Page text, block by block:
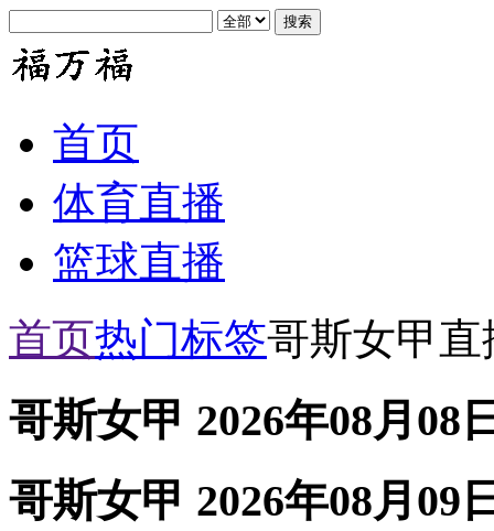
首页
体育直播
篮球直播
首页热门标签哥斯女甲直
哥斯女甲 2026年08月08
哥斯女甲 2026年08月09